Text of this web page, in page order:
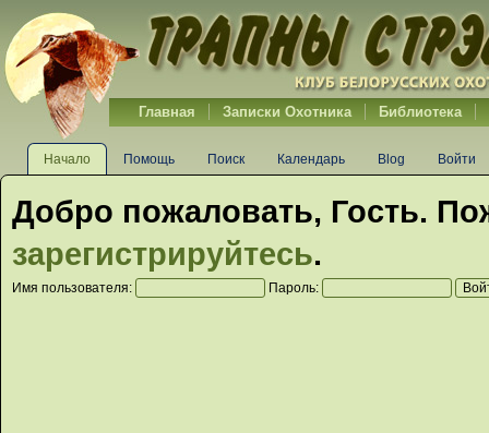
Главная Записки Охотника Библиотека
Начало Помощь Поиск Календарь Blog Войти
Добро пожаловать, Гость.
зарегистрируйтесь.
Имя пользователя: Пароль: